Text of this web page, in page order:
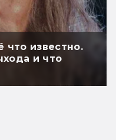
что известно.
и что